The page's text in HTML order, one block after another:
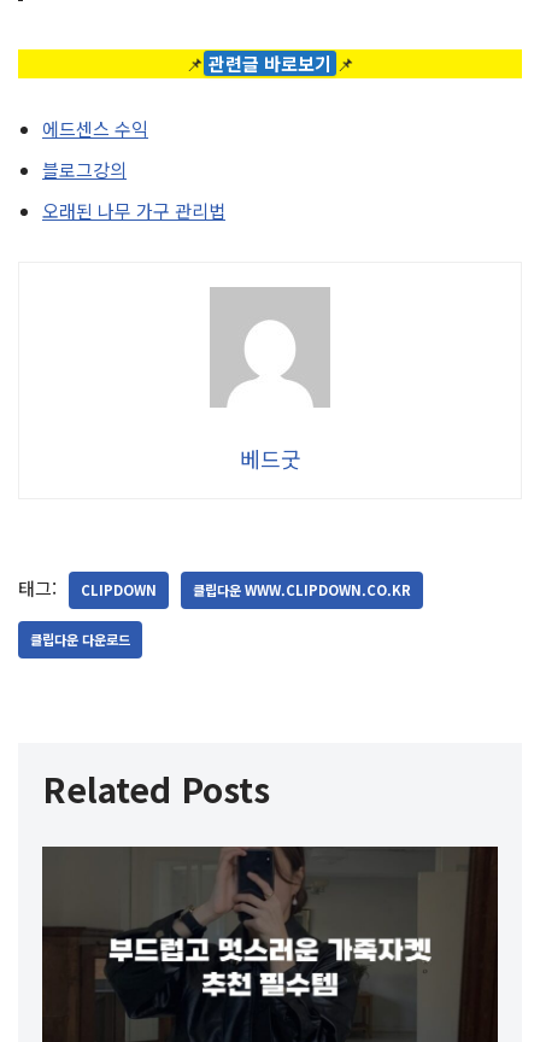
📌 관련글 바로보기 📌
에드센스 수익
블로그강의
오래된 나무 가구 관리법
베드굿
태그: CLIPDOWN 클립다운 WWW.CLIPDOWN.CO.KR
클립다운 다운로드
Related Posts